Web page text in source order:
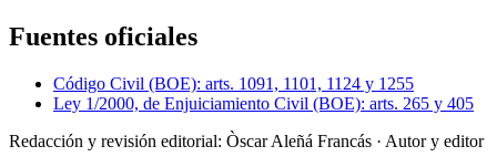
Fuentes oficiales
Código Civil (BOE): arts. 1091, 1101, 1124 y 1255
Ley 1/2000, de Enjuiciamiento Civil (BOE): arts. 265 y 405
Redacción y revisión editorial: Òscar Aleñá Francás · Autor y editor